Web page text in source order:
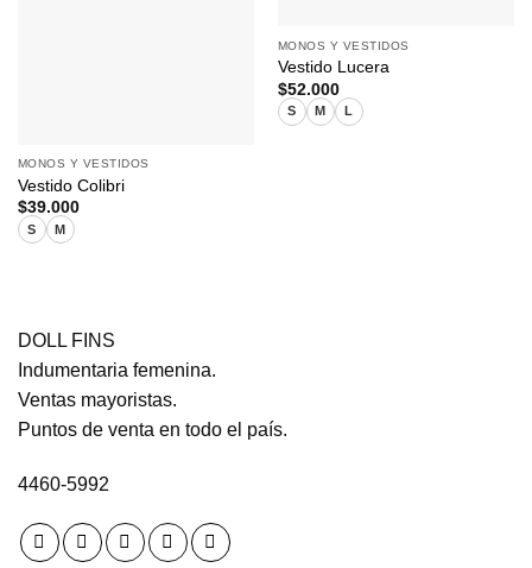
MONOS Y VESTIDOS
Vestido Colibri
$39.000
S M
MONOS Y VESTIDOS
Vestido Lucera
$52.000
S M L
DOLL FINS
Indumentaria femenina.
Ventas mayoristas.
Puntos de venta en todo el país.
4460-5992